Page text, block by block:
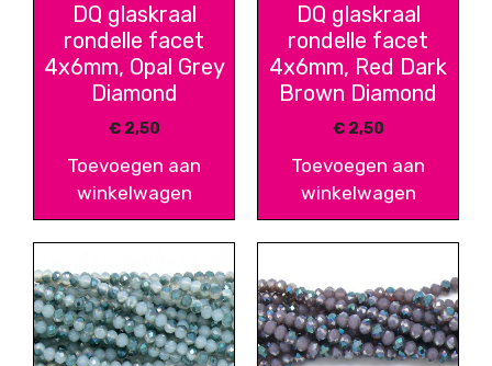
DQ glaskraal
rondelle facet
4x6mm, Opal Grey
Diamond
€2,50
Toevoegen aan
winkelwagen
DQ glaskraal
rondelle facet
4x6mm, Red Dark
Brown Diamond
€2,50
Toevoegen aan
winkelwagen